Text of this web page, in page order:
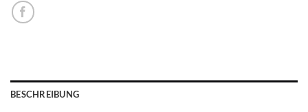
BESCHREIBUNG